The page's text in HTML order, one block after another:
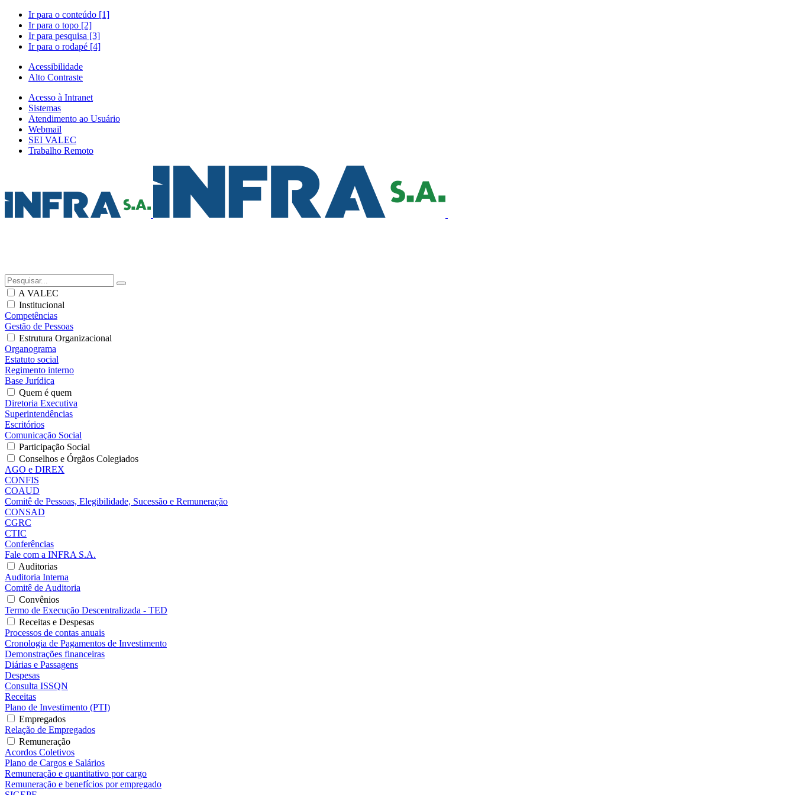
Ir para o conteúdo [1]
Ir para o topo [2]
Ir para pesquisa [3]
Ir para o rodapé [4]
Acessibilidade
Alto Contraste
Acesso à Intranet
Sistemas
Atendimento ao Usuário
Webmail
SEI VALEC
Trabalho Remoto
A VALEC
Institucional
Competências
Gestão de Pessoas
Estrutura Organizacional
Organograma
Estatuto social
Regimento interno
Base Jurídica
Quem é quem
Diretoria Executiva
Superintendências
Escritórios
Comunicação Social
Participação Social
Conselhos e Órgãos Colegiados
AGO e DIREX
CONFIS
COAUD
Comitê de Pessoas, Elegibilidade, Sucessão e Remuneração
CONSAD
CGRC
CTIC
Conferências
Fale com a INFRA S.A.
Auditorias
Auditoria Interna
Comitê de Auditoria
Convênios
Termo de Execução Descentralizada - TED
Receitas e Despesas
Processos de contas anuais
Cronologia de Pagamentos de Investimento
Demonstrações financeiras
Diárias e Passagens
Despesas
Consulta ISSQN
Receitas
Plano de Investimento (PTI)
Empregados
Relação de Empregados
Remuneração
Acordos Coletivos
Plano de Cargos e Salários
Remuneração e quantitativo por cargo
Remuneração e benefícios por empregado